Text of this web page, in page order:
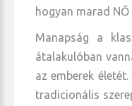
hogyan marad
Manapság a
átalakulóban
az emberek
tradicionális